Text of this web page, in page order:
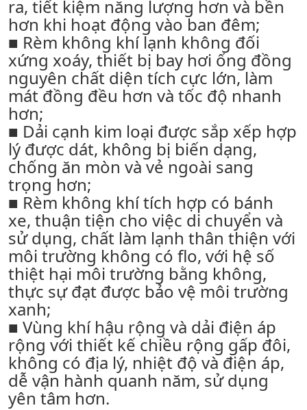
ra, tiết kiệm năng lượng hơn và bền
hơn khi hoạt động vào ban đêm;
■ Rèm không khí lạnh không đối
xứng xoáy, thiết bị bay hơi ống đồng
nguyên chất diện tích cực lớn, làm
mát đồng đều hơn và tốc độ nhanh
hơn;
■ Dải cạnh kim loại được sắp xếp hợp
lý được dát, không bị biến dạng,
chống ăn mòn và vẻ ngoài sang
trọng hơn;
■ Rèm không khí tích hợp có bánh
xe, thuận tiện cho việc di chuyển và
sử dụng, chất làm lạnh thân thiện với
môi trường không có flo, với hệ số
thiệt hại môi trường bằng không,
thực sự đạt được bảo vệ môi trường
xanh;
■ Vùng khí hậu rộng và dải điện áp
rộng với thiết kế chiều rộng gấp đôi,
không có địa lý, nhiệt độ và điện áp,
dễ vận hành quanh năm, sử dụng
yên tâm hơn.